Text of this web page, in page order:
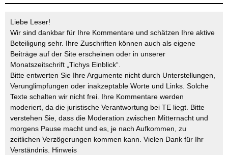
Liebe Leser!
Wir sind dankbar für Ihre Kommentare und schätzen Ihre aktive
Beteiligung sehr. Ihre Zuschriften können auch als eigene
Beiträge auf der Site erscheinen oder in unserer
Monatszeitschrift „Tichys Einblick“.
Bitte entwerten Sie Ihre Argumente nicht durch Unterstellungen,
Verunglimpfungen oder inakzeptable Worte und Links. Solche
Texte schalten wir nicht frei. Ihre Kommentare werden
moderiert, da die juristische Verantwortung bei TE liegt. Bitte
verstehen Sie, dass die Moderation zwischen Mitternacht und
morgens Pause macht und es, je nach Aufkommen, zu
zeitlichen Verzögerungen kommen kann. Vielen Dank für Ihr
Verständnis. Hinweis